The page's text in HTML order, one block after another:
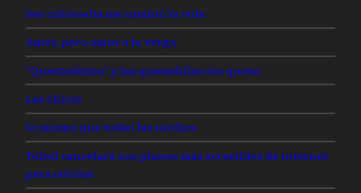
Ser culisuelta me cambió la vida
Amor, pero amor a la verga
“Quetzaditzin” y las quesadillas sin queso
Las chicas
lo mismo que todas las noches
Telcel cancelará sus planes más accesibles de internet
para celular